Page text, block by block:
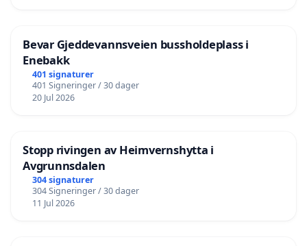
Bevar Gjeddevannsveien bussholdeplass i
Enebakk
401 signaturer
401 Signeringer / 30 dager
20 Jul 2026
Stopp rivingen av Heimvernshytta i
Avgrunnsdalen
304 signaturer
304 Signeringer / 30 dager
11 Jul 2026